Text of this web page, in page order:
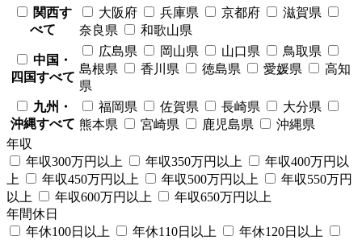
関西す
べて
大阪府 兵庫県 京都府
滋賀県
奈良県
和歌山県
中国・
四国すべて
広島県 岡山県 山口県
鳥取県
島根県
香川県 徳島県 愛媛県
高知
県
九州・
沖縄すべて
福岡県 佐賀県 長崎県
大分県
熊本県
宮崎県 鹿児島県
沖縄県
年収
年収300万円以上
年収350万円以上
年収400万円以
上
年収450万円以上 年収500万円以上
年収550万円
以上
年収600万円以上
年収650万円以上
年間休日
年休100日以上
年休110日以上
年休120日以上